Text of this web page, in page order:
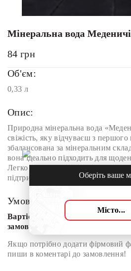
Мінеральна вода Меденичі
84 грн
Об'єм:
0,33 л
Опис:
Природна мінеральна вода
свіжість, яку відчуваєш з першого
збалансована за мінеральним
вона ідеально підходить для
Легко п’ється, добре втамовує
підтримувати водний баланс
Умови доставки:
Вартість доставки залежить від
замовлення
Якщо потрібно додати фірмовий
пиши в коментарі до замовлення!
Оберіть ваше
Місто...